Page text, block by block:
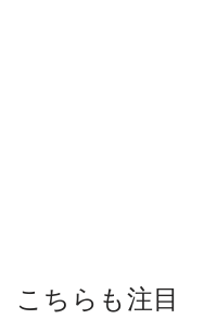
こちらも注目